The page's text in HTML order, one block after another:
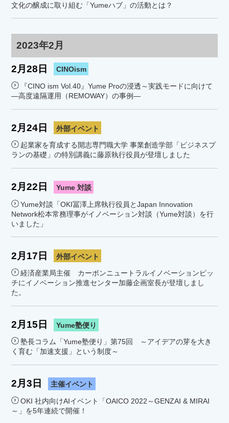
文化の醸成に取り組む「Yumeハブ」の活動とは？
2023年2月
2月28日 CINOism
『CINO ism Vol.40』Yume Proの浸透～実践モードに向けて
―高度遠隔運用（REMOWAY）の事例―
2月24日 外部イベント
起業家を育成する開志専門職大学 事業創造学部「ビジネスプ
ランの基礎」の特別講義に藤原執行役員が登壇しました
2月22日 Yume 対談
Yume対談「OKI冨澤上席執行役員とJapan Innovation
Network松本常務理事がイノベーション対談（Yume対談）を行
いました」
2月17日 外部イベント
経済産業局主催 カーボンニュートラルイノベーションピッ
チにイノベーション推進センター加藤企画室長が登壇しまし
た。
2月15日 Yume塾便り
塾長コラム「Yume塾便り」第75回 ～アイデアの芽を大き
く育む「加速支援」という制度～
2月3日 主催イベント
OKI 社内向けAIイベント「OAICO 2022～GENZAI & MIRAI
～」を5年連続で開催！